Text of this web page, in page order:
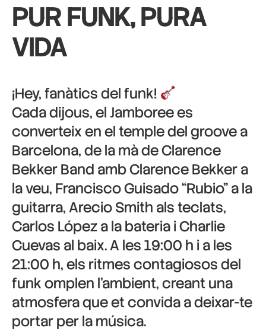
PUR FUNK, PURA
VIDA
¡Hey, fanàtics del funk!
Cada dijous, el Jamboree es
converteix en el temple del groove a
Barcelona, de la mà de Clarence
Bekker Band amb Clarence Bekker a
la veu, Francisco Guisado “Rubio” a la
guitarra, Arecio Smith als teclats,
Carlos López a la bateria i Charlie
Cuevas al baix. A les 19:00 h i a les
21:00 h, els ritmes contagiosos del
funk omplen l’ambient, creant una
atmosfera que et convida a deixar-te
portar per la música.